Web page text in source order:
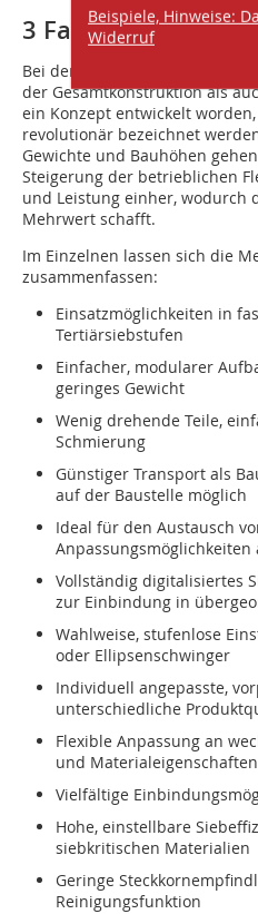
3 Fazit
Bei der Entwicklung des
der Gesamtkonstruktion als
ein Konzept entwickelt
revolutionär bezeichnet
Gewichte und Bauhöhen
Steigerung der betrieblichen
und Leistung einher, wodurch
Mehrwert schafft.
Im Einzelnen lassen sich die
zusammenfassen:
Einsatzmöglichkeiten in
Tertiärsiebstufen
Einfacher, modularer
geringes Gewicht
Wenig drehende Teile,
Schmierung
Günstiger Transport als
auf der Baustelle möglich
Ideal für den Austausch
Vollständig digitalisiertes
zur Einbindung in
Wahlweise, stufenlose
oder Ellipsenschwinger
Individuell angepasste,
unterschiedliche
Flexible Anpassung an
und Materialeigenschaften
Vielfältige
Hohe, einstellbare
siebkritischen ­Materialien
Geringe
Reinigungsfunktion
Beispiele, Hinweise:
Widerruf